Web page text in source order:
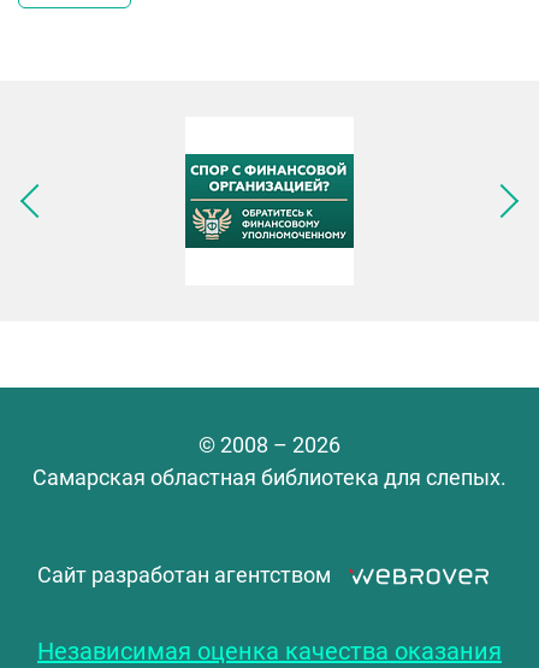
Следующее изображение
© 2008 – 2026
Самарская областная библиотека для слепых.
Сайт разработан агентством
Независимая оценка качества оказания